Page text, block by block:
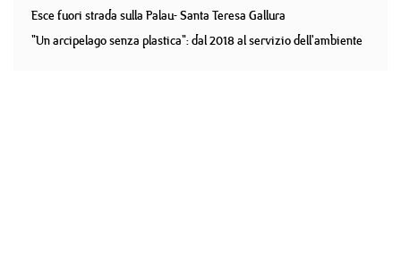
Esce fuori strada sulla Palau- Santa Teresa Gallura
"Un arcipelago senza plastica": dal 2018 al servizio dell'ambiente